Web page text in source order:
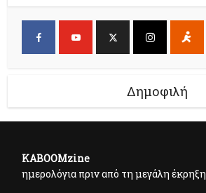
Δημοφιλή
KABOOMzine
ημερολόγια πριν από τη μεγάλη έκρηξη